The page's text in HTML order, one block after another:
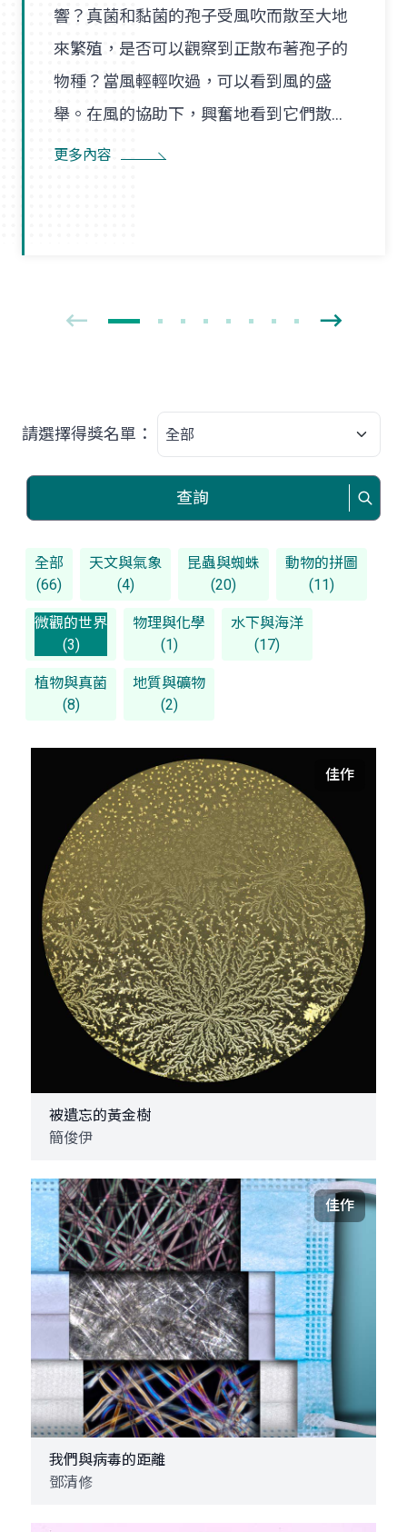
響？真菌和黏菌的孢子受風吹而散至大地
來繁殖，是否可以觀察到正散布著孢子的
物種？當風輕輕吹過，可以看到風的盛
舉。在風的協助下，興奮地看到它們散播
孢子的盛況，在精彩過程中也看到了風的
更多內容
請選擇得獎名單：
查詢
全部
(66)
天文與氣象
(4)
昆蟲與蜘蛛
(20)
動物的拼圖
(11)
微觀的世界
(3)
物理與化學
(1)
水下與海洋
(17)
植物與真菌
(8)
地質與礦物
(2)
佳作
被遺忘的黃金樹
簡俊伊
佳作
我們與病毒的距離
鄧清修